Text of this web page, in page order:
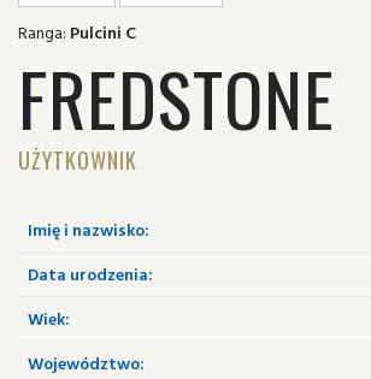
Ranga: Pulcini C
FREDSTONE
UŻYTKOWNIK
Imię i nazwisko:
Data urodzenia:
Wiek:
Województwo: